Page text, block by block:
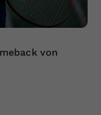
von